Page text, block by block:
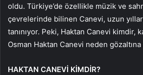
oldu. Türkiye’de özellikle müzik ve
çevrelerinde bilinen Canevi, uzun
tanınıyor. Peki, Haktan Canevi kimdir,
Osman Haktan Canevi neden gözaltına
HAKTAN CANEVİ KİMDİR?